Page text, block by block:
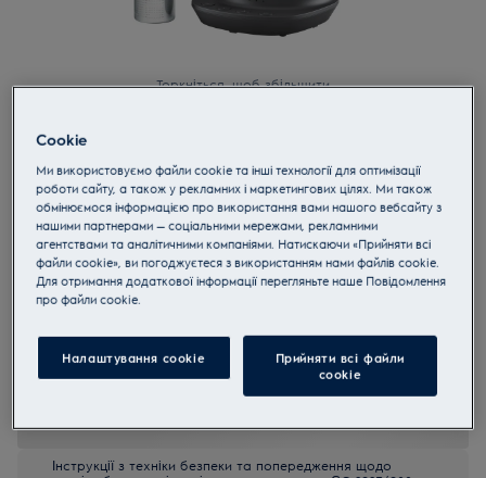
Торкніться, щоб збільшити
E7GK1-8BP
Explore 7 Електрочайник
4.8 (92)
Переваги
Повністю контролюйте процес заварювання і отримуйте саме
Заварювання в одному чайнику тепер можливо з Explore 7
Попередній вибір точної температури для кожної потреби.
Інструкції з техніки безпеки та попередження щодо
Cookie
Ми використовуємо файли cookie та інші технології для оптимізації
роботи сайту, а також у рекламних і маркетингових цілях. Ми також
обмінюємося інформацією про використання вами нашого вебсайту з
нашими партнерами — соціальними мережами, рекламними
агентствами та аналітичними компаніями. Натискаючи «Прийняти всі
файли cookie», ви погоджуєтеся з використанням нами файлів cookie.
Для отримання додаткової інформації перегляньте наше Пoвідомлення
прo файли cookie.
Налаштування cookie
Прийняти всі файли
сookie